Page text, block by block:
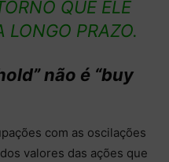
QUE ELE
LONGO PRAZO.
não é “buy
com as oscilações
valores das ações que